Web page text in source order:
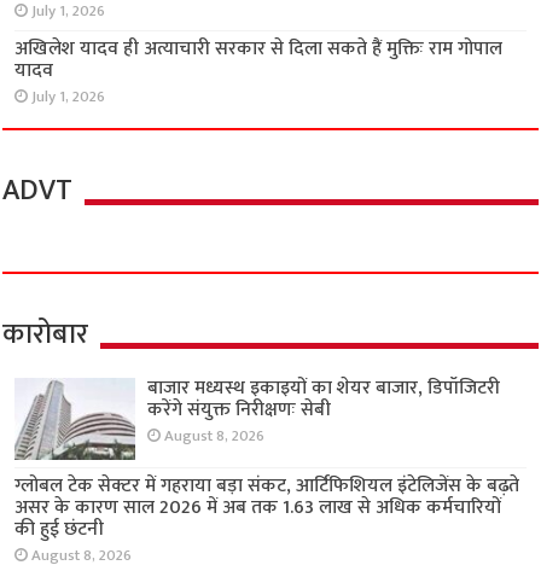
July 1, 2026
अखिलेश यादव ही अत्याचारी सरकार से दिला सकते हैं मुक्तिः राम गोपाल
यादव
July 1, 2026
ADVT
कारोबार
बाजार मध्यस्थ इकाइयों का शेयर बाजार, डिपॉजिटरी
करेंगे संयुक्त निरीक्षणः सेबी
August 8, 2026
ग्लोबल टेक सेक्टर में गहराया बड़ा संकट, आर्टिफिशियल इंटेलिजेंस के बढ़ते
असर के कारण साल 2026 में अब तक 1.63 लाख से अधिक कर्मचारियों
की हुई छंटनी
August 8, 2026